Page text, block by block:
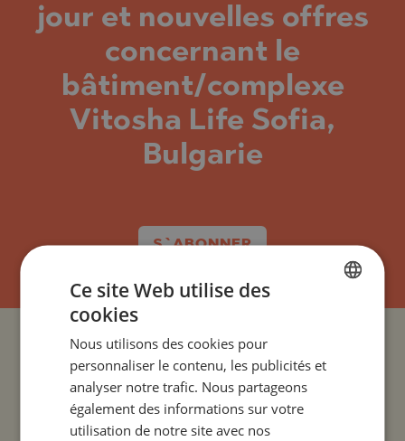
jour et nouvelles offres
concernant le
bâtiment/complexe
Vitosha Life Sofia,
Bulgarie
S`ABONNER
PROJETS ET PROPRIÉTÉS PAR PAYS
PROJETS ET PROPRIÉTÉS PAR COLONIE
GERMAN
Ce site Web utilise des
cookies
Nous utilisons des cookies pour
personnaliser le contenu, les publicités et
analyser notre trafic. Nous partageons
également des informations sur votre
utilisation de notre site avec nos